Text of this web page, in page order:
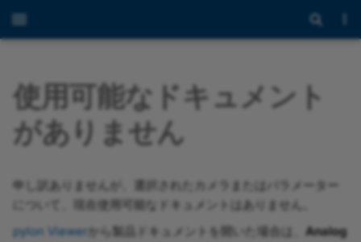
使用可能なドキュメント
がありません
申し訳ありませんが、選択されたカメラまたはパラメーター
について、現在使用可能なドキュメントはありません。
pylon Viewerから製品ドキュメントを開いた場合は、 Analog